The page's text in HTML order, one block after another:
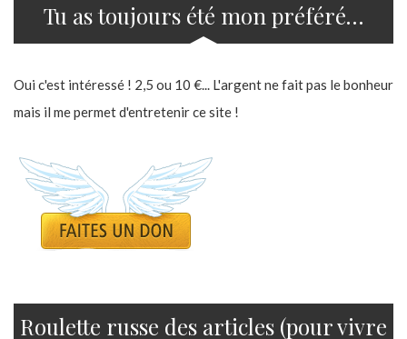
Tu as toujours été mon préféré…
Oui c'est intéressé ! 2,5 ou 10 €... L'argent ne fait pas le bonheur
mais il me permet d'entretenir ce site !
Roulette russe des articles (pour vivre